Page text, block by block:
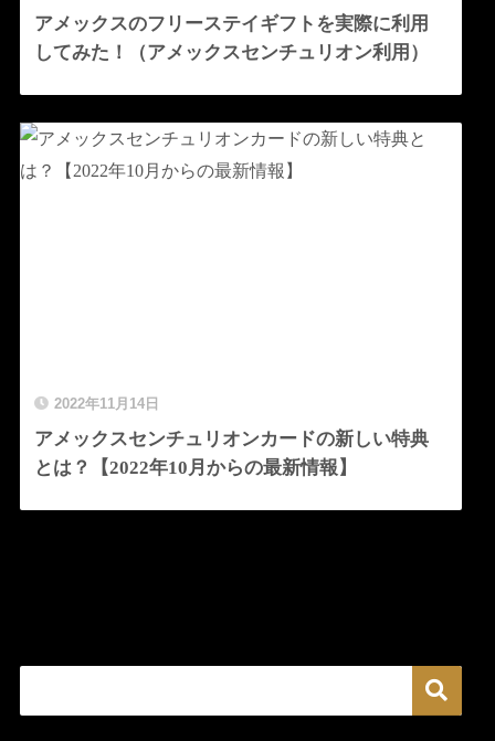
アメックスのフリーステイギフトを実際に利用
してみた！（アメックスセンチュリオン利用）
2022年11月14日
アメックスセンチュリオンカードの新しい特典
とは？【2022年10月からの最新情報】